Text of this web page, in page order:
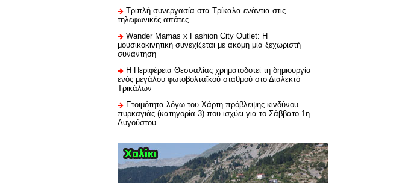
Τριπλή συνεργασία στα Τρίκαλα ενάντια στις
τηλεφωνικές απάτες
Wander Mamas x Fashion City Outlet: Η
μουσικοκινητική συνεχίζεται με ακόμη μία ξεχωριστή
συνάντηση
H Περιφέρεια Θεσσαλίας χρηματοδοτεί τη δημιουργία
ενός μεγάλου φωτοβολταϊκού σταθμού στο Διαλεκτό
Τρικάλων
Ετοιμότητα λόγω του Χάρτη πρόβλεψης κινδύνου
πυρκαγιάς (κατηγορία 3) που ισχύει για το Σάββατο 1η
Αυγούστου